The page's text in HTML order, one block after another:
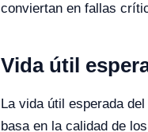
conviertan en fallas
Vida útil
La vida útil esperada
basa en la calidad de